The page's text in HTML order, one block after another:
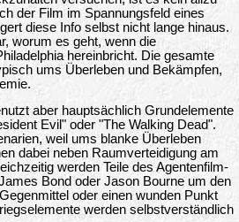
der Film im Spannungsfeld eines
diese Info selbst nicht lange hinaus.
worum es geht, wenn die
hereinbricht. Die gesamte
ums Überleben und Bekämpfen,
aber hauptsächlich Grundelemente
Evil" oder "The Walking Dead".
weil ums blanke Überleben
dabei neben Raumverteidigung am
werden Teile des Agentenfilm-
Bond oder Jason Bourne um den
oder einen wunden Punkt
werden selbstverständlich